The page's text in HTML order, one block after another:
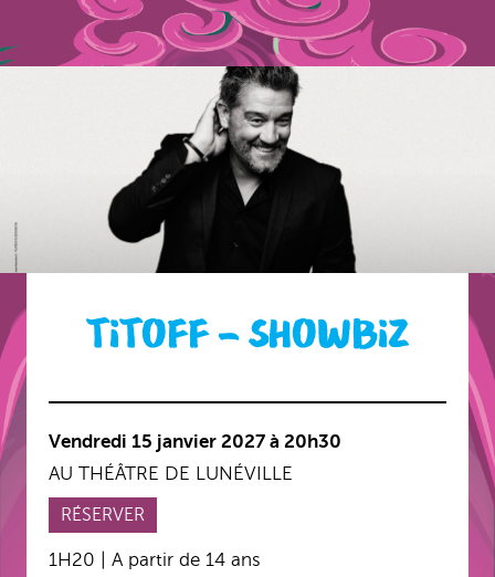
TITOFF – SHOWBIZ
Vendredi 15 janvier 2027 à 20h30
AU THÉÂTRE DE LUNÉVILLE
RÉSERVER
1H20 | A partir de 14 ans